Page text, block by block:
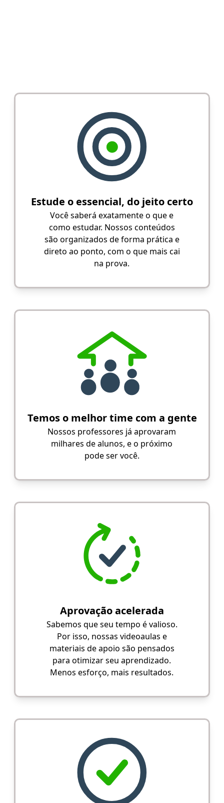
Estude o essencial, do jeito certo
Você saberá exatamente o que e
como estudar. Nossos conteúdos
são organizados de forma prática e
direto ao ponto, com o que mais cai
na prova.
Temos o melhor time com a gente
Nossos professores já aprovaram
milhares de alunos, e o próximo
pode ser você.
Aprovação acelerada
Sabemos que seu tempo é valioso.
Por isso, nossas videoaulas e
materiais de apoio são pensados
para otimizar seu aprendizado.
Menos esforço, mais resultados.